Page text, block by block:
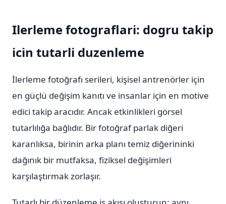
Ilerleme fotograflari: dogru takip
icin tutarli duzenleme
İlerleme fotoğrafı serileri, kişisel antrenörler için
en güçlü değişim kanıtı ve insanlar için en motive
edici takip aracıdır. Ancak etkinlikleri görsel
tutarlılığa bağlıdır. Bir fotoğraf parlak diğeri
karanlıksa, birinin arka planı temiz diğerininki
dağınık bir mutfaksa, fiziksel değişimleri
karşılaştırmak zorlaşır.